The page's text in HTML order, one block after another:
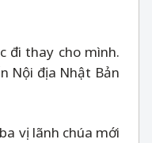
đi thay cho mình.
Nội địa Nhật Bản
vị lãnh chúa mới